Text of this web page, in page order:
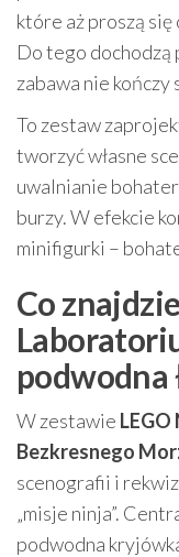
które aż proszą
Do tego dochodzą
zabawa nie kończy
To zestaw
tworzyć własne
uwalnianie
burzy. W efekcie
minifigurki –
Co
podwodna
W zestawie
Bezkresnego
scenografii i
„misje ninja”.
podwodna